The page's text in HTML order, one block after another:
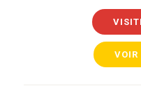
VOIR